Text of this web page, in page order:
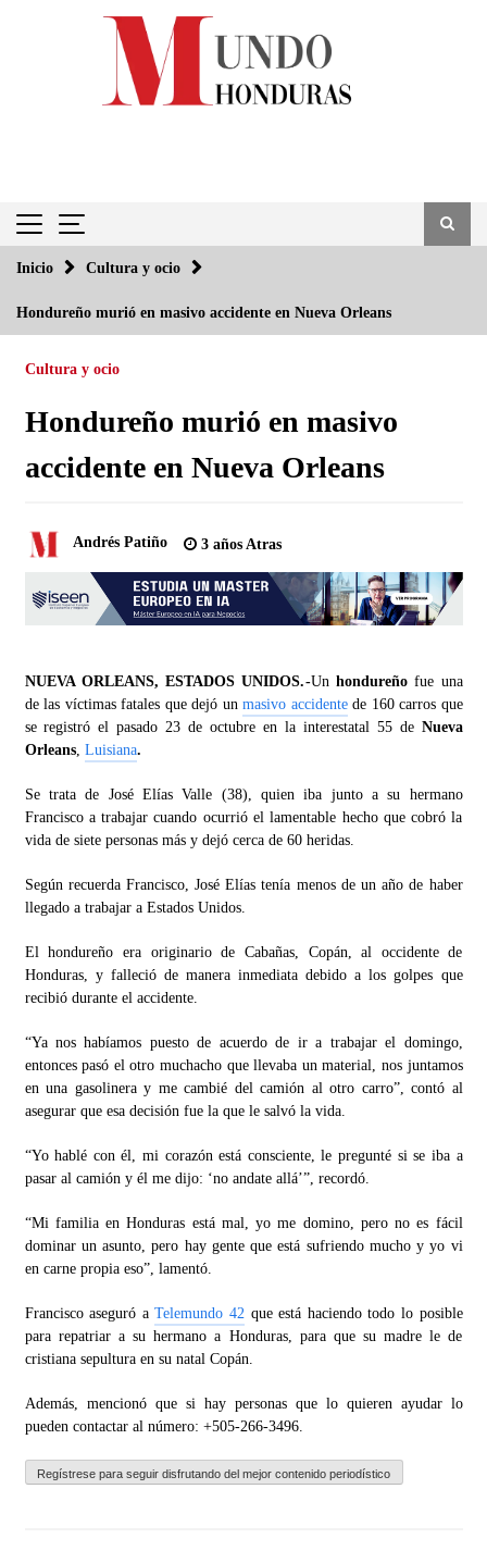
Inicio Cultura y ocio
Hondureño murió en masivo accidente en Nueva Orleans
Cultura y ocio
Hondureño murió en masivo
accidente en Nueva Orleans
Andrés Patiño 3 años Atras
NUEVA ORLEANS, ESTADOS UNIDOS.-Un hondureñofue una
de las víctimas fatales que dejó un masivo accidente de 160 carros que
se registró el pasado 23 de octubre en la interestatal 55 de Nueva
Orleans, Luisiana.
Se trata de José Elías Valle (38), quien iba junto a su hermano
Francisco a trabajar cuando ocurrió el lamentable hecho que cobró la
vida de siete personas más y dejó cerca de 60 heridas.
Según recuerda Francisco, José Elías tenía menos de un año de haber
llegado a trabajar a Estados Unidos.
El hondureño era originario de Cabañas, Copán, al occidente de
Honduras, y falleció de manera inmediata debido a los golpes que
recibió durante el accidente.
“Ya nos habíamos puesto de acuerdo de ir a trabajar el domingo,
entonces pasó el otro muchacho que llevaba un material, nos juntamos
en una gasolinera y me cambié del camión al otro carro”, contó al
asegurar que esa decisión fue la que le salvó la vida.
“Yo hablé con él, mi corazón está consciente, le pregunté si se iba a
pasar al camión y él me dijo: ‘no andate allá’”, recordó.
“Mi familia en Honduras está mal, yo me domino, pero no es fácil
dominar un asunto, pero hay gente que está sufriendo mucho y yo vi
en carne propia eso”, lamentó.
Francisco aseguró aTelemundo 42que está haciendo todo lo posible
para repatriar a su hermano a Honduras, para que su madre le de
cristiana sepultura en su natal Copán.
Además, mencionó que si hay personas que lo quieren ayudar lo
pueden contactar al número: +505-266-3496.
Regístrese para seguir disfrutando del mejor contenido periodístico